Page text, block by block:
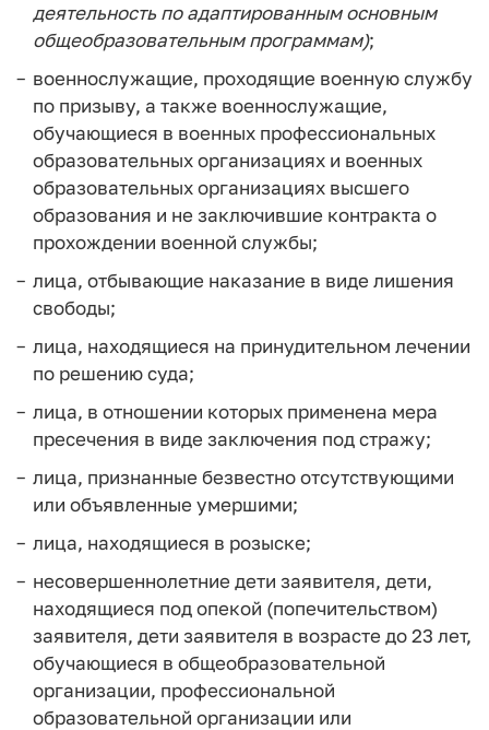
деятельность по адаптированным основным
общеобразовательным программам);
военнослужащие, проходящие военную службу
по призыву, а также военнослужащие,
обучающиеся в военных профессиональных
образовательных организациях и военных
образовательных организациях высшего
образования и не заключившие контракта о
прохождении военной службы;
лица, отбывающие наказание в виде лишения
свободы;
лица, находящиеся на принудительном лечении
по решению суда;
лица, в отношении которых применена мера
пресечения в виде заключения под стражу;
лица, признанные безвестно отсутствующими
или объявленные умершими;
лица, находящиеся в розыске;
несовершеннолетние дети заявителя, дети,
находящиеся под опекой (попечительством)
заявителя, дети заявителя в возрасте до 23 лет,
обучающиеся в общеобразовательной
организации, профессиональной
образовательной организации или